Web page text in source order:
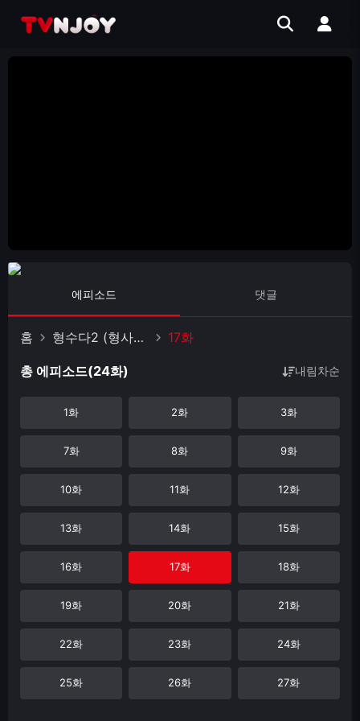
에피소드 댓글
홈 형수다2 (형사들의 수다) 17화
총 에피소드(24화) 내림차순
1화 2화 3화
7화 8화 9화
10화 11화 12화
13화 14화 15화
16화 17화 18화
19화 20화 21화
22화 23화 24화
25화 26화 27화